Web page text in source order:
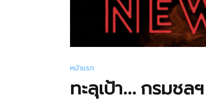
หน้าแรก
ทะลุเป้า… กรมชล